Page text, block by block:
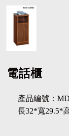
電話櫃
產品編號：
長32*寬29.5*